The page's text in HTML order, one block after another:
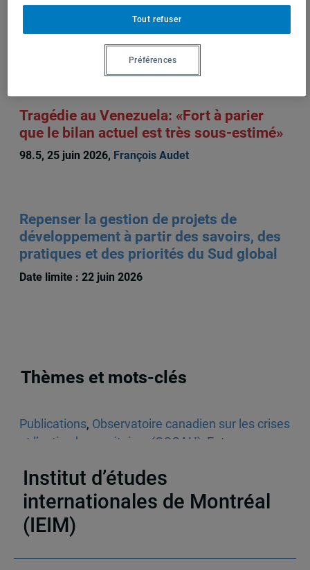
Au Venezuela, un gouvernement
« largement dépassé », selon un expert
Le Devoir, 27 juin 2026, François Audet
Tragédie au Venezuela: «Fort à parier
que le bilan actuel est très sous-estimé»
98.5, 25 juin 2026, François Audet
Repenser la gestion de projets de
développement à partir des savoirs, des
pratiques et des priorités du Sud global
Date limite : 22 juin 2026
Thèmes et mots-clés
Publications, Observatoire canadien sur les crises
et l’action humanitaires (OCCAH) Entrevues
Institut d’études
internationales de Montréal
(IEIM)
Tout refuser
Préférences